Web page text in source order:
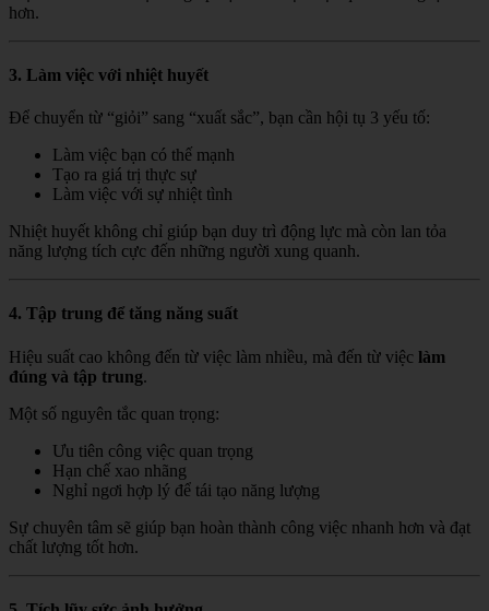
hơn.
3. Làm việc với nhiệt huyết
Để chuyển từ “giỏi” sang “xuất sắc”, bạn cần hội tụ 3 yếu tố:
Làm việc bạn có thế mạnh
Tạo ra giá trị thực sự
Làm việc với sự nhiệt tình
Nhiệt huyết không chỉ giúp bạn duy trì động lực mà còn lan tỏa
năng lượng tích cực đến những người xung quanh.
4. Tập trung để tăng năng suất
Hiệu suất cao không đến từ việc làm nhiều, mà đến từ việc làm
đúng và tập trung.
Một số nguyên tắc quan trọng:
Ưu tiên công việc quan trọng
Hạn chế xao nhãng
Nghỉ ngơi hợp lý để tái tạo năng lượng
Sự chuyên tâm sẽ giúp bạn hoàn thành công việc nhanh hơn và đạt
chất lượng tốt hơn.